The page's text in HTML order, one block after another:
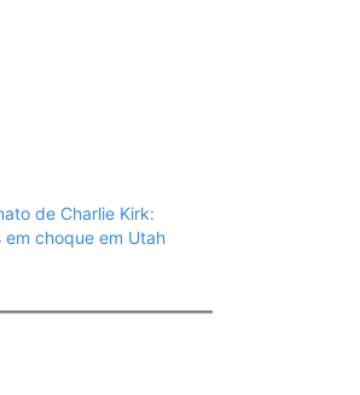
de Charlie Kirk:
em choque em Utah